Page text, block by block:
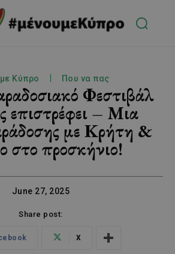
Κύπρο Που να πας
Φεστιβάλ
επιστρέφει – Μια
με Κρήτη &
στο προσκήνιο!
June 27, 2025
Share post:
X